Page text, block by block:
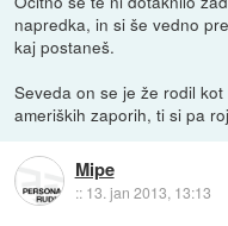
napredka, in si še vedno
kaj postaneš.
Seveda on se je že rodil
ameriških zaporih, ti si pa
Mipe
:: 13. jan 2013, 13:13